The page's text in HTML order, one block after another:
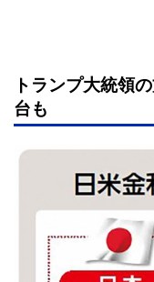
トランプ大統領
台も